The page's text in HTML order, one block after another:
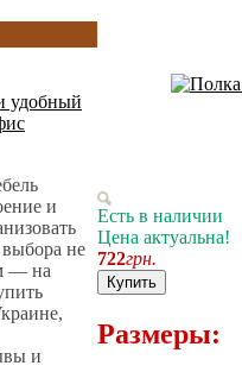
удобный
и
выбора не
— на
и
Есть в наличии
Цена актуальна!
722грн.
Купить
Размеры: